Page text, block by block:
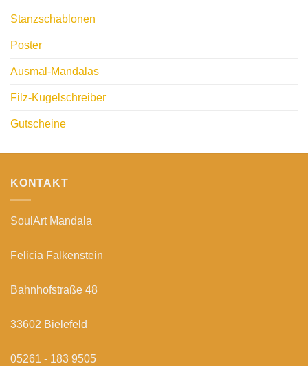
Stanzschablonen
Poster
Ausmal-Mandalas
Filz-Kugelschreiber
Gutscheine
KONTAKT
SoulArt Mandala
Felicia Falkenstein
Bahnhofstraße 48
33602 Bielefeld
05261 - 183 9505